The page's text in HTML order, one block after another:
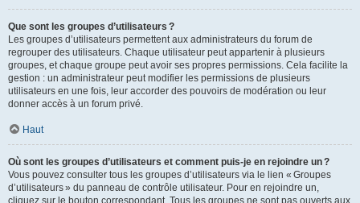
Que sont les groupes d’utilisateurs ?
Les groupes d’utilisateurs permettent aux administrateurs du forum de
regrouper des utilisateurs. Chaque utilisateur peut appartenir à plusieurs
groupes, et chaque groupe peut avoir ses propres permissions. Cela facilite la
gestion : un administrateur peut modifier les permissions de plusieurs
utilisateurs en une fois, leur accorder des pouvoirs de modération ou leur
donner accès à un forum privé.
Haut
Où sont les groupes d’utilisateurs et comment puis-je en rejoindre un ?
Vous pouvez consulter tous les groupes d’utilisateurs via le lien « Groupes
d’utilisateurs » du panneau de contrôle utilisateur. Pour en rejoindre un,
cliquez sur le bouton correspondant. Tous les groupes ne sont pas ouverts aux